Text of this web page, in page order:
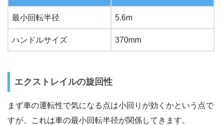
最小回転半径 5.6m
ハンドルサイズ 370mm
エクストレイルの旋回性
まず車の運転性で気になる点は小回りが効くかという点で
すが、これは車の最小回転半径が関係してきます。